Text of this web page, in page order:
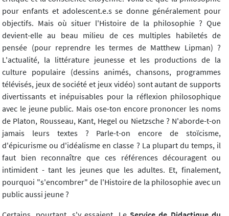
pour enfants et adolescent.e.s se donne généralement pour
objectifs. Mais où situer l'Histoire de la philosophie ? Que
devient-elle au beau milieu de ces multiples habiletés de
pensée (pour reprendre les termes de Matthew Lipman) ?
L'actualité, la littérature jeunesse et les productions de la
culture populaire (dessins animés, chansons, programmes
télévisés, jeux de société et jeux vidéo) sont autant de supports
divertissants et inépuisables pour la réflexion philosophique
avec le jeune public. Mais ose-ton encore prononcer les noms
de Platon, Rousseau, Kant, Hegel ou Nietzsche ? N'aborde-t-on
jamais leurs textes ? Parle-t-on encore de stoïcisme,
d'épicurisme ou d'idéalisme en classe ? La plupart du temps, il
faut bien reconnaître que ces références découragent ou
intimident - tant les jeunes que les adultes. Et, finalement,
pourquoi "s'encombrer" de l'Histoire de la philosophie avec un
public aussi jeune ?